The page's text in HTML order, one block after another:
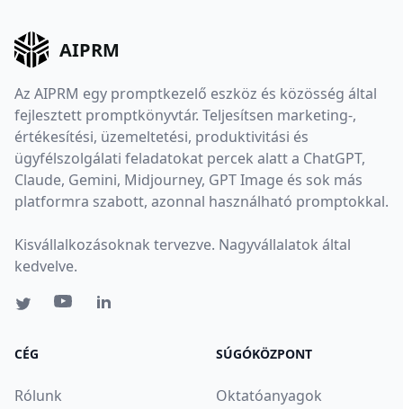
AIPRM
Az AIPRM egy promptkezelő eszköz és közösség által
fejlesztett promptkönyvtár. Teljesítsen marketing-,
értékesítési, üzemeltetési, produktivitási és
ügyfélszolgálati feladatokat percek alatt a ChatGPT,
Claude, Gemini, Midjourney, GPT Image és sok más
platformra szabott, azonnal használható promptokkal.
Kisvállalkozásoknak tervezve. Nagyvállalatok által
kedvelve.
CÉG
Rólunk
SÚGÓKÖZPONT
Oktatóanyagok